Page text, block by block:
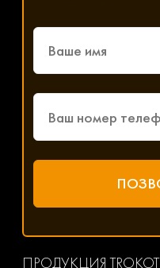
ПРОДУКЦИЯ TROKOT